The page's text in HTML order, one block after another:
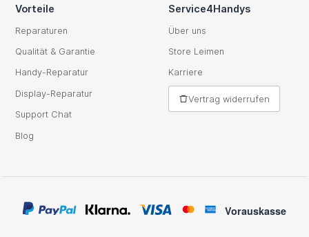
Vorteile
Reparaturen
Qualität & Garantie
Handy-Reparatur
Display-Reparatur
Support Chat
Blog
Service4Handys
Über uns
Store Leimen
Karriere
Vertrag widerrufen
Vorauskasse